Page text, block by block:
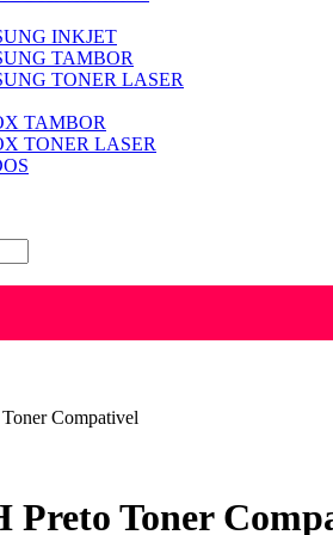
INKJET
TAMBOR
TONER LASER
TAMBOR
TONER LASER
Compativel
Preto Toner